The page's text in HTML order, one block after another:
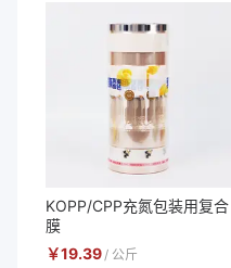
KOPP/CPP充氮包装用复合
膜
￥19.39 / 公斤